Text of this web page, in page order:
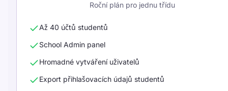
Roční plán pro jednu třídu
Až 40 účtů studentů
School Admin panel
Hromadné vytváření uživatelů
Export přihlašovacích údajů studentů